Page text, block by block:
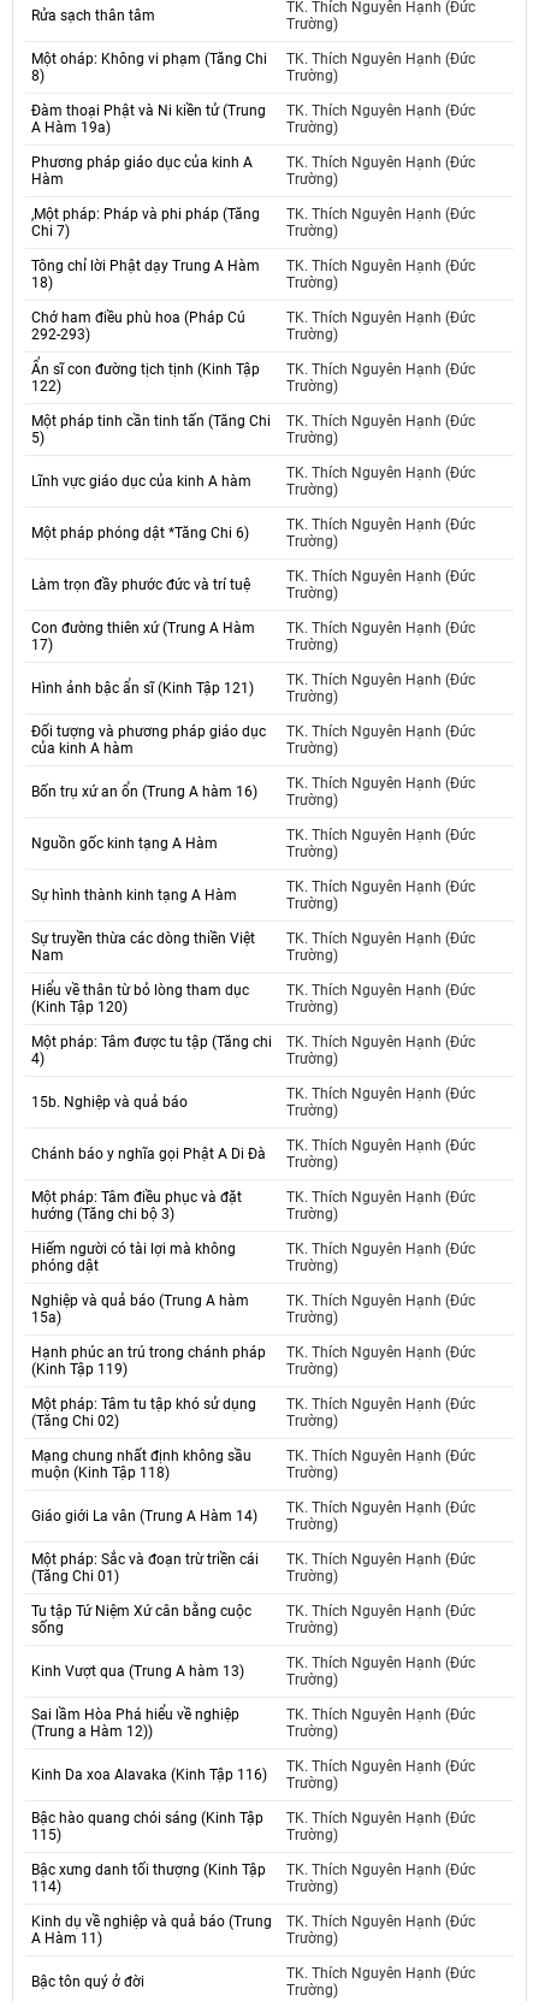
Rửa sạch thân tâm
TK. Thích Nguyên Hạnh (Đức
Trường)
Một oháp: Không vi phạm (Tăng Chi
8)
TK. Thích Nguyên Hạnh (Đức
Trường)
Đàm thoại Phật và Ni kiền tử (Trung
A Hàm 19a)
TK. Thích Nguyên Hạnh (Đức
Trường)
Phương pháp giáo dục của kinh A
Hàm
TK. Thích Nguyên Hạnh (Đức
Trường)
,Một pháp: Pháp và phi pháp (Tăng
Chi 7)
TK. Thích Nguyên Hạnh (Đức
Trường)
Tông chỉ lời Phật dạy Trung A Hàm
18)
TK. Thích Nguyên Hạnh (Đức
Trường)
Chớ ham điều phù hoa (Pháp Cú
292-293)
TK. Thích Nguyên Hạnh (Đức
Trường)
Ẩn sĩ con đường tịch tịnh (Kinh Tập
122)
TK. Thích Nguyên Hạnh (Đức
Trường)
Một pháp tinh cần tinh tấn (Tăng Chi
5)
TK. Thích Nguyên Hạnh (Đức
Trường)
Lĩnh vực giáo dục của kinh A hàm
TK. Thích Nguyên Hạnh (Đức
Trường)
Một pháp phóng dật *Tăng Chi 6)
TK. Thích Nguyên Hạnh (Đức
Trường)
Làm trọn đầy phước đức và trí tuệ
TK. Thích Nguyên Hạnh (Đức
Trường)
Con đường thiên xứ (Trung A Hàm
17)
TK. Thích Nguyên Hạnh (Đức
Trường)
Hình ảnh bậc ẩn sĩ (Kinh Tập 121)
TK. Thích Nguyên Hạnh (Đức
Trường)
Đối tượng và phương pháp giáo dục
của kinh A hàm
TK. Thích Nguyên Hạnh (Đức
Trường)
Bốn trụ xứ an ổn (Trung A hàm 16)
TK. Thích Nguyên Hạnh (Đức
Trường)
Nguồn gốc kinh tạng A Hàm
TK. Thích Nguyên Hạnh (Đức
Trường)
Sự hình thành kinh tạng A Hàm
TK. Thích Nguyên Hạnh (Đức
Trường)
Sự truyền thừa các dòng thiền Việt
Nam
TK. Thích Nguyên Hạnh (Đức
Trường)
Hiểu về thân từ bỏ lòng tham dục
(Kinh Tập 120)
TK. Thích Nguyên Hạnh (Đức
Trường)
Một pháp: Tâm được tu tập (Tăng chi
4)
TK. Thích Nguyên Hạnh (Đức
Trường)
15b. Nghiệp và quả báo
TK. Thích Nguyên Hạnh (Đức
Trường)
Chánh báo y nghĩa gọi Phật A Di Đà
TK. Thích Nguyên Hạnh (Đức
Trường)
Một pháp: Tâm điều phục và đặt
hướng (Tăng chi bộ 3)
TK. Thích Nguyên Hạnh (Đức
Trường)
Hiếm người có tài lợi mà không
phóng dật
TK. Thích Nguyên Hạnh (Đức
Trường)
Nghiệp và quả báo (Trung A hàm
15a)
TK. Thích Nguyên Hạnh (Đức
Trường)
Hạnh phúc an trú trong chánh pháp
(Kinh Tập 119)
TK. Thích Nguyên Hạnh (Đức
Trường)
Một pháp: Tâm tu tập khó sử dụng
(Tăng Chi 02)
TK. Thích Nguyên Hạnh (Đức
Trường)
Mạng chung nhất định không sầu
muộn (Kinh Tập 118)
TK. Thích Nguyên Hạnh (Đức
Trường)
Giáo giới La vân (Trung A Hàm 14)
TK. Thích Nguyên Hạnh (Đức
Trường)
Một pháp: Sắc và đoạn trừ triền cái
(Tăng Chi 01)
TK. Thích Nguyên Hạnh (Đức
Trường)
Tu tập Tứ Niệm Xứ cân bằng cuộc
sống
TK. Thích Nguyên Hạnh (Đức
Trường)
Kinh Vượt qua (Trung A hàm 13)
TK. Thích Nguyên Hạnh (Đức
Trường)
Sai lầm Hòa Phá hiểu về nghiệp
(Trung a Hàm 12))
TK. Thích Nguyên Hạnh (Đức
Trường)
Kinh Da xoa Alavaka (Kinh Tập 116)
TK. Thích Nguyên Hạnh (Đức
Trường)
Bậc hào quang chói sáng (Kinh Tập
115)
TK. Thích Nguyên Hạnh (Đức
Trường)
Bậc xưng danh tối thượng (Kinh Tập
114)
TK. Thích Nguyên Hạnh (Đức
Trường)
Kinh dụ về nghiệp và quả báo (Trung
A Hàm 11)
TK. Thích Nguyên Hạnh (Đức
Trường)
Bậc tôn quý ở đời
TK. Thích Nguyên Hạnh (Đức
Trường)